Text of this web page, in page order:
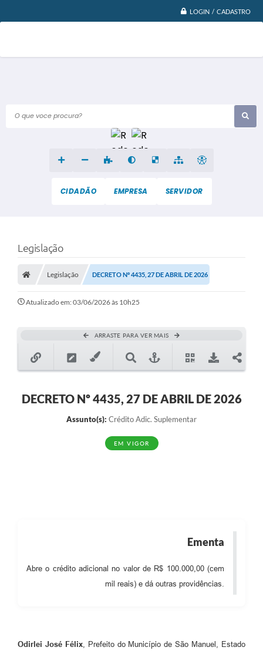
LOGIN / CADASTRO
O que voce procura?
CIDADÃO EMPRESA SERVIDOR
Legislação
Legislação DECRETO Nº 4435, 27 DE ABRIL DE 2026
Atualizado em: 03/06/2026 às 10h25
ARRASTE PARA VER MAIS
DECRETO Nº 4435, 27 DE ABRIL DE 2026
Assunto(s): Crédito Adic. Suplementar
EM VIGOR
Ementa
Abre o crédito adicional no valor de R$ 100.000,00 (cem
mil reais) e dá outras providências.
Odirlei José Félix, Prefeito do Município de São Manuel, Estado